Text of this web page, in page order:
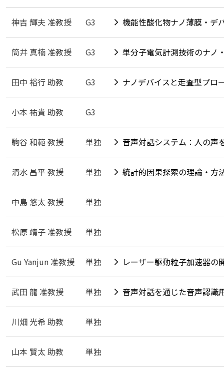
神吉 輝夫 准教授 G3 機能性酸化物ナノ薄膜・デ
筒井 真楠 准教授 G3 単分子電気計測技術のナノ
田中 裕行 助教 G3 ナノデバイスと走査型プロ
小本 祐貴 助教 G3
駒谷 和範 教授 単独 音声対話システム：人の声
清水 昌平 教授 単独 統計的因果探索の理論・方
中島 悠太 教授 単独
松原 靖子 准教授 単独
Gu Yanjun 准教授 単独 レーザー駆動粒子加速器の
武田 龍 准教授 単独 音声対話を通じた音声認識
川畑 光希 助教 単独
山本 賢太 助教 単独